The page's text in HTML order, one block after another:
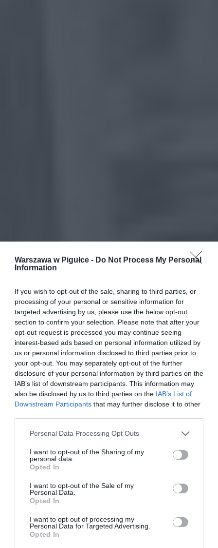
Warszawa w Pigułce - Do Not Process My Personal
Information
If you wish to opt-out of the sale, sharing to third parties, or
processing of your personal or sensitive information for
targeted advertising by us, please use the below opt-out
section to confirm your selection. Please note that after your
opt-out request is processed you may continue seeing
interest-based ads based on personal information utilized by
us or personal information disclosed to third parties prior to
your opt-out. You may separately opt-out of the further
disclosure of your personal information by third parties on the
IAB’s list of downstream participants. This information may
also be disclosed by us to third parties on the IAB’s List of
Downstream Participants that may further disclose it to other
Personal Data Processing Opt Outs
I want to opt-out of the Sharing of my
personal data.
Opted In
I want to opt-out of the Sale of my
Personal Data.
Opted In
I want to opt-out of processing my
Personal Data for Targeted Advertising.
Opted In